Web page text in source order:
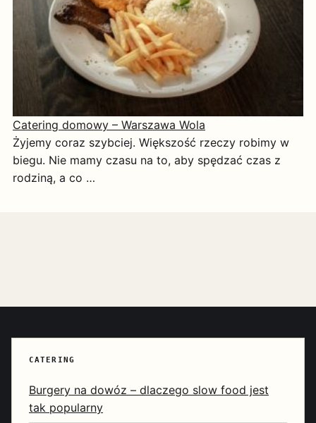
Catering domowy – Warszawa Wola
Żyjemy coraz szybciej. Większość rzeczy robimy w
biegu. Nie mamy czasu na to, aby spędzać czas z
rodziną, a co …
CATERING
Burgery na dowóz – dlaczego slow food jest
tak popularny